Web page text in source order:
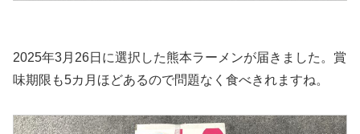
2025年3月26日に選択した熊本ラーメンが届きました。賞
味期限も5カ月ほどあるので問題なく食べきれますね。